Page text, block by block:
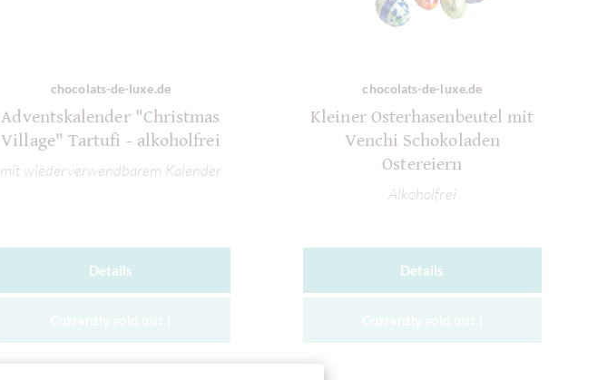
chocolats-de-luxe.de
Adventskalender "Christmas
Village" Tartufi - alkoholfrei
mit wiederverwendbarem Kalender
Details
chocolats-de-luxe.de
Kleiner Osterhasenbeutel mit
Venchi Schokoladen
Ostereiern
Alkoholfrei
Details